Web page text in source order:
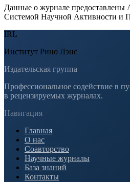
Данные о журнале
Системой Научной Активности и
IRL
Институт Рино Лэнс
Издательская группа
Профессиональное содействие в
в рецензируемых журналах.
Навигация
Главная
О нас
Соавторство
Научные журналы
База знаний
Контакты